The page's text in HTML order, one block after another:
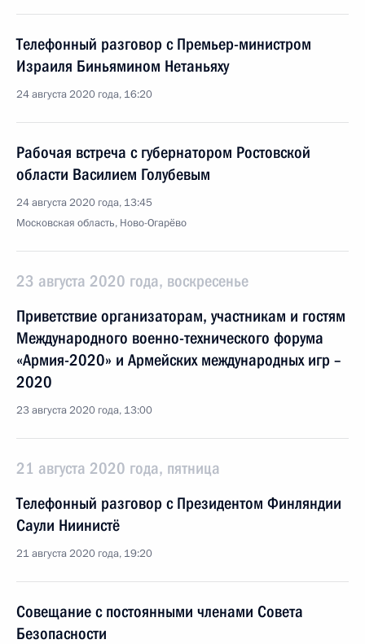
Телефонный разговор с Премьер-министром
Израиля Биньямином Нетаньяху
24 августа 2020 года, 16:20
Рабочая встреча с губернатором Ростовской
области Василием Голубевым
24 августа 2020 года, 13:45
Московская область, Ново-Огарёво
23 августа 2020 года, воскресенье
Приветствие организаторам, участникам и гостям
Международного военно-технического форума
«Армия-2020» и Армейских международных игр –
2020
23 августа 2020 года, 13:00
21 августа 2020 года, пятница
Телефонный разговор с Президентом Финляндии
Саули Ниинистё
21 августа 2020 года, 19:20
Совещание с постоянными членами Совета
Безопасности